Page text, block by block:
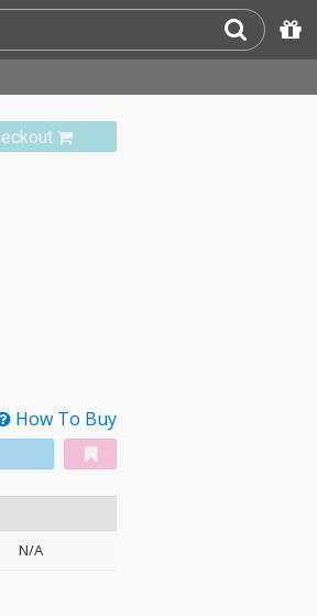
How To Buy
N/A